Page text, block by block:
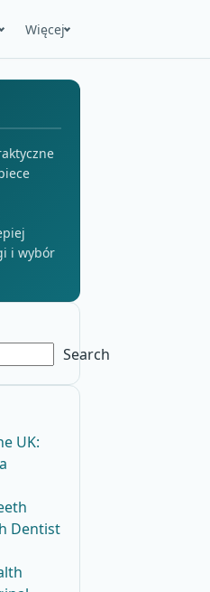
Więcej
i wybór
Search
UK:
Dentist